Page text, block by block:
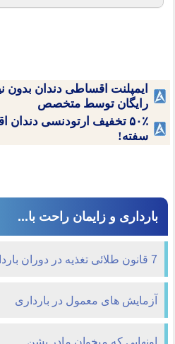
ایمپلنت اقساطی دندان بدون
رایگان توسط متخصص
۵۰٪ تخفیف ارتودنسی
سفته!
بارداری و زایمان راحت با...
7 قانون طلائی تغذیه در دوران بارداری
آزمایش های معمول در بارداری